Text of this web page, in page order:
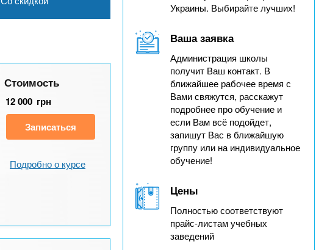
Стоимость
12 000 грн
Записаться
Подробно о курсе
Украины. Выбирайте лучших!
Ваша заявка
Администрация школы
получит Ваш контакт. В
ближайшее рабочее время с
Вами свяжутся, расскажут
подробнее про обучение и
если Вам всё подойдет,
запишут Вас в ближайшую
группу или на индивидуальное
обучение!
Цены
Полностью соответствуют
прайс-листам учебных
заведений